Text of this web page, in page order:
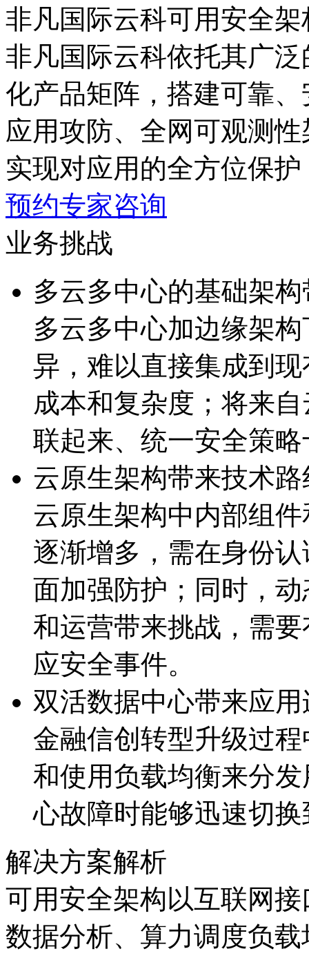
非凡国际云科可用安全架
非凡国际云科依托其广
化产品矩阵，搭建可靠
应用攻防、全网可观测
实现对应用的全方位保护
预约专家咨询
业务挑战
多云多中心的基础架
多云多中心加边缘架构
异，难以直接集成到
成本和复杂度；将来自
联起来、统一安全策
云原生架构带来技术
云原生架构中内部组
逐渐增多，需在身份认
面加强防护；同时
和运营带来挑战，需
应安全事件。
双活数据中心带来应
金融信创转型升级过程
和使用负载均衡来分发
心故障时能够迅速切
解决方案解析
可用安全架构以互联网接
数据分析、算力调度负载